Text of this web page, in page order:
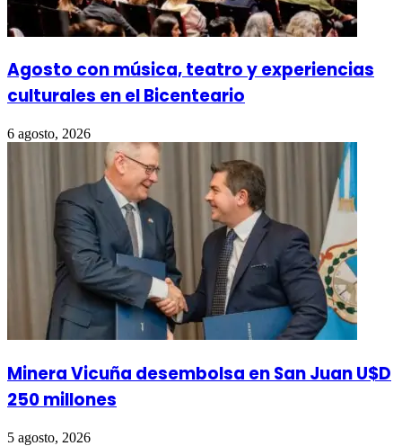
Agosto con música, teatro y experiencias
culturales en el Bicenteario
6 agosto, 2026
Minera Vicuña desembolsa en San Juan U$D
250 millones
5 agosto, 2026